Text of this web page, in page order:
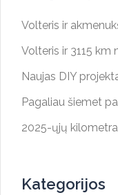
Volteris ir
Volteris ir 3115 km
Naujas DIY
Pagaliau šiemet
2025-ųjų
Kategorijos